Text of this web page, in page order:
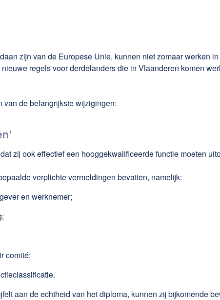
zijn van de Europese Unie, kunnen niet zomaar werken
regels voor derdelanders die in Vlaanderen komen
van de belangrijkste wijzigingen:
zij ook effectief een hooggekwalificeerde functie moeten
verplichte vermeldingen bevatten, namelijk:
en werknemer;
comité;
aan de echtheid van het diploma, kunnen zij bijkomende